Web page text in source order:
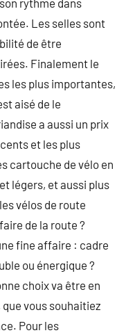
rythme dans
Les selles sont
de être
Finalement le
les plus importantes,
aisé de le
a aussi un prix
et les plus
cartouche de vélo en
légers, et aussi plus
vélos de route
de la route ?
fine affaire : cadre
ou énergique ?
choix va être en
vous souhaitiez
Pour les